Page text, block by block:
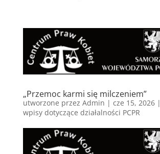
„Przemoc karmi się milczeniem”
utworzone przez Admin | cze 15, 2026|
wpisy dotyczące działalności PCPR